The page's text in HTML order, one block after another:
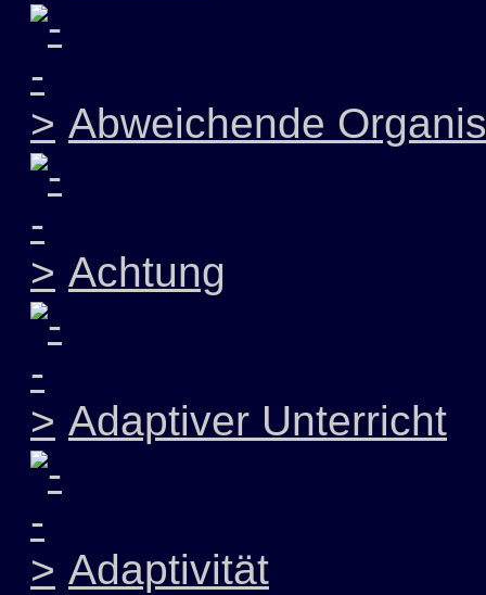
Abweichende
Achtung
Adaptiver Unterricht
Adaptivität